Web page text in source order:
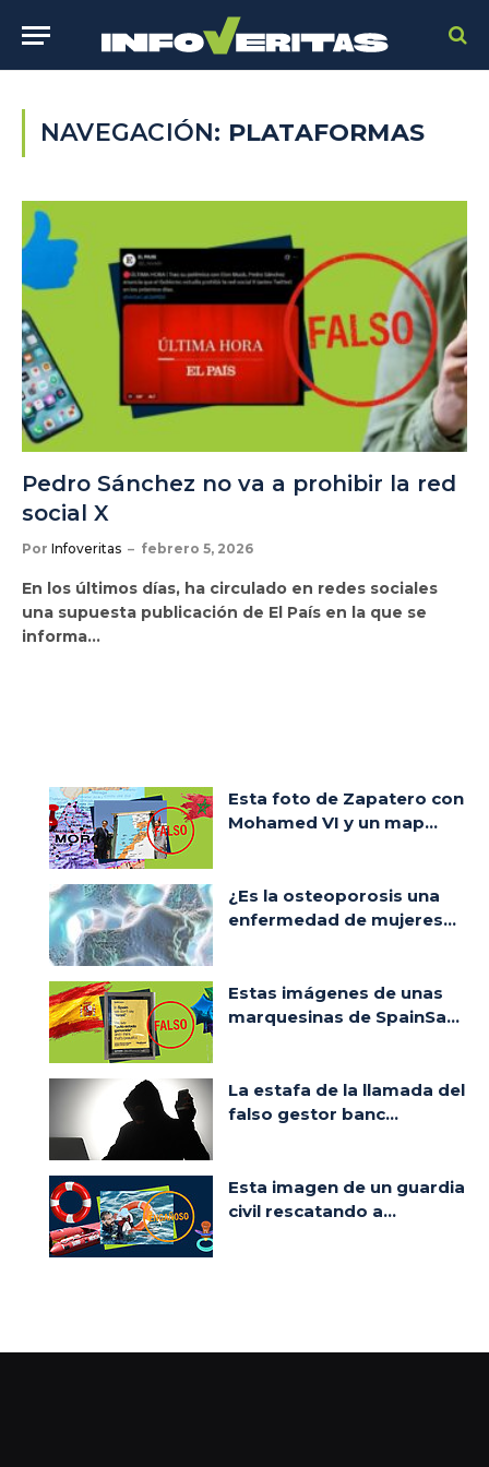
NAVEGACIÓN: PLATAFORMAS
Pedro Sánchez no va a prohibir la red
social X
Por Infoveritas febrero 5, 2026
En los últimos días, ha circulado en redes sociales
una supuesta publicación de El País en la que se
informa…
Esta foto de Zapatero con
Mohamed VI y un map...
¿Es la osteoporosis una
enfermedad de mujeres...
Estas imágenes de unas
marquesinas de SpainSa...
La estafa de la llamada del
falso gestor banc...
Esta imagen de un guardia
civil rescatando a...